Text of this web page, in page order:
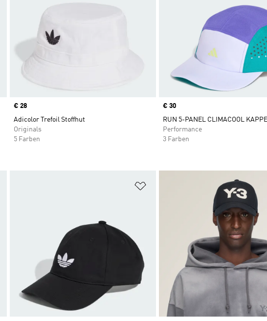
Price
€ 28
Adicolor Trefoil Stoffhut
Originals
5 Farben
Price
€ 30
RUN 5-PANEL CLIMACOOL KAPPE
Performance
3 Farben
Zur Wunschliste hinzufügen